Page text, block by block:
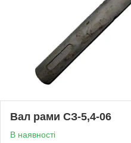
Вал рами СЗ-5,4-06
В наявності